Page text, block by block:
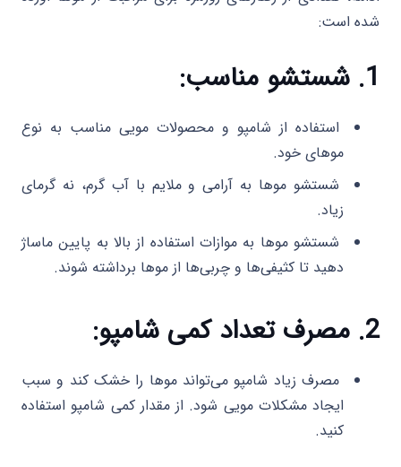
شده است:
1. شستشو مناسب:
استفاده از شامپو و محصولات مویی مناسب به نوع
موهای خود.
شستشو موها به آرامی و ملایم با آب گرم، نه گرمای
زیاد.
شستشو موها به موازات استفاده از بالا به پایین ماساژ
دهید تا کثیفی‌ها و چربی‌ها از موها برداشته شوند.
2. مصرف تعداد کمی شامپو:
مصرف زیاد شامپو می‌تواند موها را خشک کند و سبب
ایجاد مشکلات مویی شود. از مقدار کمی شامپو استفاده
کنید.